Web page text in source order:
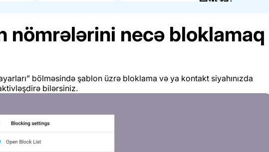
necə bloklamaq
bölməsində şablon üzrə bloklama və ya kontakt siyahınızda
bilərsiniz.